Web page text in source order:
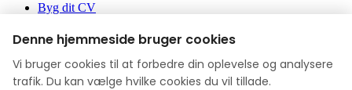
Byg dit CV
Jobakademiet
Virksomhed
Denne hjemmeside bruger cookies
Vi bruger cookies til at forbedre din oplevelse og analysere
trafik. Du kan vælge hvilke cookies du vil tillade.